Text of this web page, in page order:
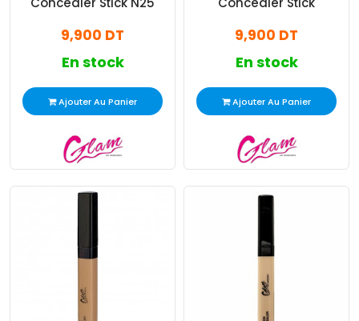
9,900 DT
En stock
Ajouter Au Panier
9,900 DT
En stock
Ajouter Au Panier